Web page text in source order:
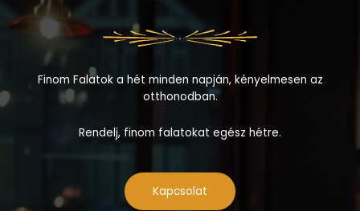
Finom Falatok a hét minden napján, kényelmesen az
otthonodban.
Rendelj, finom falatokat egész hétre.
Kapcsolat